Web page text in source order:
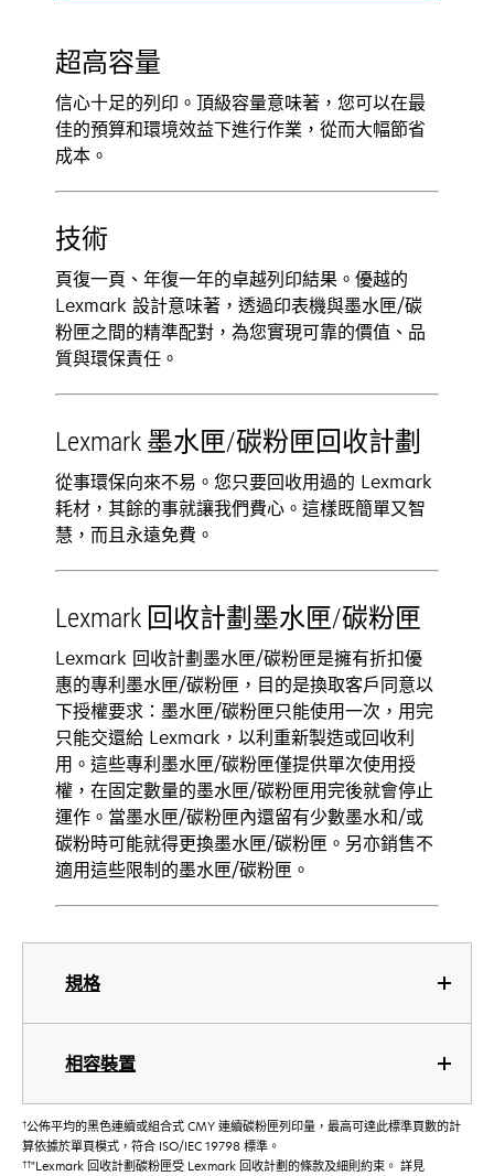
規格
相容裝置
超高容量
信心十足的列印。頂級容量意味著，您可以在最
佳的預算和環境效益下進行作業，從而大幅節省
成本。
技術
頁復一頁、年復一年的卓越列印結果。優越的
Lexmark 設計意味著，透過印表機與墨水匣/碳
粉匣之間的精準配對，為您實現可靠的價值、品
質與環保責任。
Lexmark 墨水匣/碳粉匣回收計劃
從事環保向來不易。您只要回收用過的 Lexmark
耗材，其餘的事就讓我們費心。這樣既簡單又智
慧，而且永遠免費。
Lexmark 回收計劃墨水匣/碳粉匣
Lexmark 回收計劃墨水匣/碳粉匣是擁有折扣優
惠的專利墨水匣/碳粉匣，目的是換取客戶同意以
下授權要求：墨水匣/碳粉匣只能使用一次，用完
只能交還給 Lexmark，以利重新製造或回收利
用。這些專利墨水匣/碳粉匣僅提供單次使用授
權，在固定數量的墨水匣/碳粉匣用完後就會停止
運作。當墨水匣/碳粉匣內還留有少數墨水和/或
碳粉時可能就得更換墨水匣/碳粉匣。另亦銷售不
適用這些限制的墨水匣/碳粉匣。
†公佈平均的黑色連續或組合式 CMY 連續碳粉匣列印量，最高可達此標準頁數的計
算依據於單頁模式，符合 ISO/IEC 19798 標準。
††"Lexmark 回收計劃碳粉匣受 Lexmark 回收計劃的條款及細則約束。 詳見